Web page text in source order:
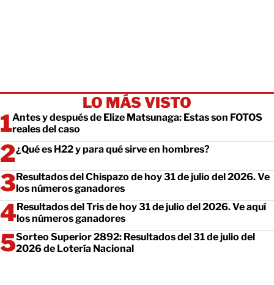
LO MÁS VISTO
Antes y después de Elize Matsunaga: Estas son FOTOS
reales del caso
¿Qué es H22 y para qué sirve en hombres?
Resultados del Chispazo de hoy 31 de julio del 2026. Ve
los números ganadores
Resultados del Tris de hoy 31 de julio del 2026. Ve aquí
los números ganadores
Sorteo Superior 2892: Resultados del 31 de julio del
2026 de Lotería Nacional